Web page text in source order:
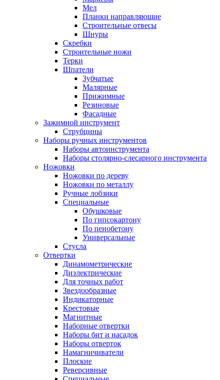
Мел
Планки направляющие
Строительные отвесы
Шнуры
Скребки
Строительные ножи
Терки
Шпатели
Зубчатые
Малярные
Прижимные
Резиновые
Фасадные
Зажимной инструмент
Струбцины
Наборы ручных инструментов
Наборы автоинструмента
Наборы столярно-слесарного инструмента
Ножовки
Ножовки по дереву
Ножовки по металлу
Ручные лобзики
Специальные
Обушковые
По гипсокартону
По пенобетону
Универсальные
Стусла
Отвертки
Динамометрические
Диэлектрические
Для точных работ
Звездообразные
Индикаторные
Крестовые
Магнитные
Наборные отвертки
Наборы бит и насадок
Наборы отверток
Намагничиватели
Плоские
Реверсивные